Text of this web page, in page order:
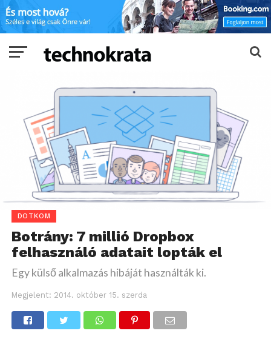
DOTKOM
Botrány: 7 millió Dropbox
felhasználó adatait lopták el
Egy külső alkalmazás hibáját használták ki.
Megjelent: 2014. október 15. szerda